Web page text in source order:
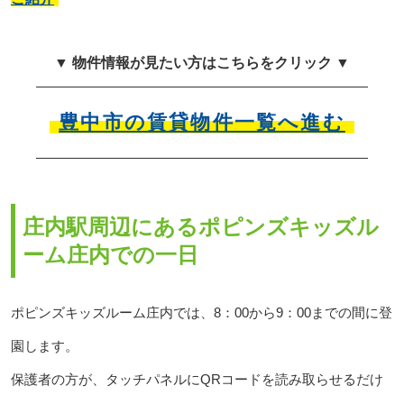
▼ 物件情報が見たい方はこちらをクリック ▼
豊中市の賃貸物件一覧へ進む
庄内駅周辺にあるポピンズキッズル
ーム庄内での一日
ポピンズキッズルーム庄内では、8：00から9：00までの間に登
園します。
保護者の方が、タッチパネルにQRコードを読み取らせるだけ